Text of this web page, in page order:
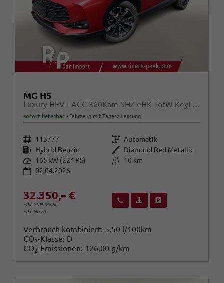
MG HS
sofort lieferbar Fahrzeug mit Tageszulassung
Fahrzeugnr. 113777 Getriebe Automatik
Kraftstoff Hybrid Benzin Außenfarbe
Diamond Red Metallic
Leistung 165 kW (224 PS) Kilometerstand
10 km
02.04.2026
32.350,– €
inkl. 20% MwSt.
inkl. NoVA
Wir rufen Sie anFahrzeugexposé (PDF)
Verbrauch kombiniert: 5,50 l/100km
CO2-Klasse: D
CO2-Emissionen: 126,00 g/km